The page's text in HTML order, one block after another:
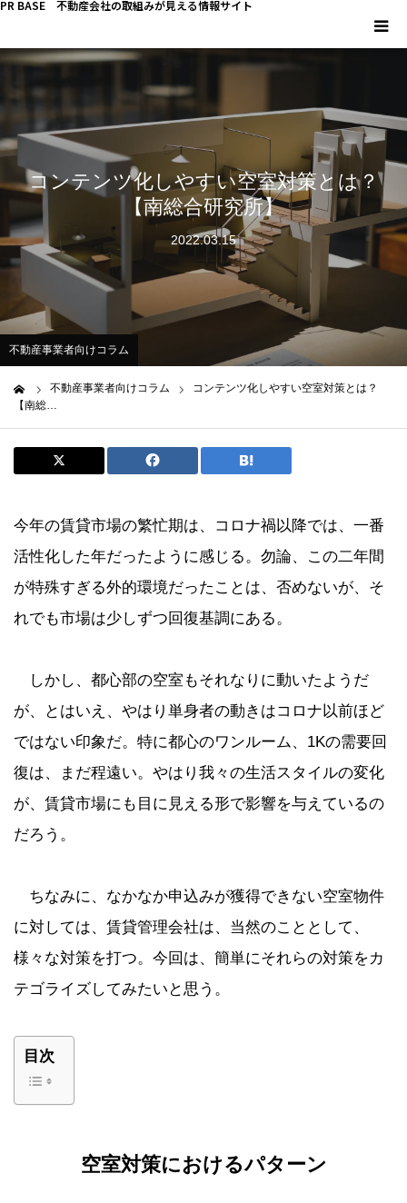
PR BASE 不動産会社の取組みが見える情報サイト
コンテンツ化しやすい空室対策とは？
【南総合研究所】
2022.03.15
不動産事業者向けコラム
不動産事業者向けコラム
コンテンツ化しやすい空室対策とは？
【南総…
今年の賃貸市場の繁忙期は、コロナ禍以降では、一番
活性化した年だったように感じる。勿論、この二年間
が特殊すぎる外的環境だったことは、否めないが、そ
れでも市場は少しずつ回復基調にある。
しかし、都心部の空室もそれなりに動いたようだ
が、とはいえ、やはり単身者の動きはコロナ以前ほど
ではない印象だ。特に都心のワンルーム、1Kの需要回
復は、まだ程遠い。やはり我々の生活スタイルの変化
が、賃貸市場にも目に見える形で影響を与えているの
だろう。
ちなみに、なかなか申込みが獲得できない空室物件
に対しては、賃貸管理会社は、当然のこととして、
様々な対策を打つ。今回は、簡単にそれらの対策をカ
テゴライズしてみたいと思う。
目次
空室対策におけるパターン
PR BASEとは
キーマンインタビュー
不動産 YouTube
不動産 SNS
不動産関連調査
不動産事業者向けコラム